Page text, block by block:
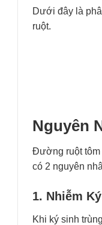
Dưới đây là
ruột.
Nguyên
Đường ruột
có 2 nguyên
1. Nhiễm
Khi ký sinh